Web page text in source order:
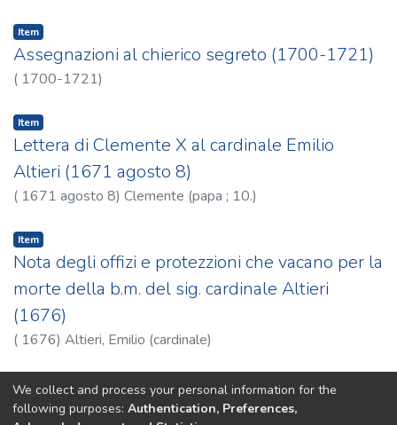
Item
Assegnazioni al chierico segreto (1700-1721)
( 1700-1721)
Item
Lettera di Clemente X al cardinale Emilio
Altieri (1671 agosto 8)
( 1671 agosto 8) Clemente (papa ; 10.)
Item
Nota degli offizi e protezzioni che vacano per la
morte della b.m. del sig. cardinale Altieri
(1676)
( 1676) Altieri, Emilio (cardinale)
1(current)
2 3 4 5 6 7 8 9 10 ...
We collect and process your personal information for the
following purposes: Authentication, Preferences,